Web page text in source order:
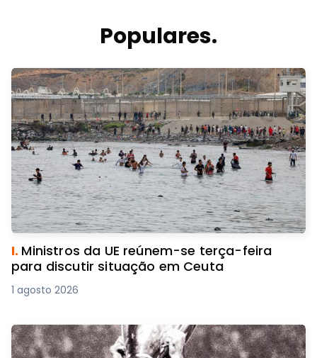
Populares.
I. Ministros da UE reúnem-se terça-feira
para discutir situação em Ceuta
1 agosto 2026